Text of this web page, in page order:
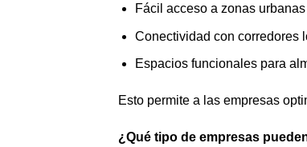
Fácil acceso a zonas urbanas
Conectividad con corredores
Espacios funcionales para
Esto permite a las empresas
¿Qué tipo de empresas